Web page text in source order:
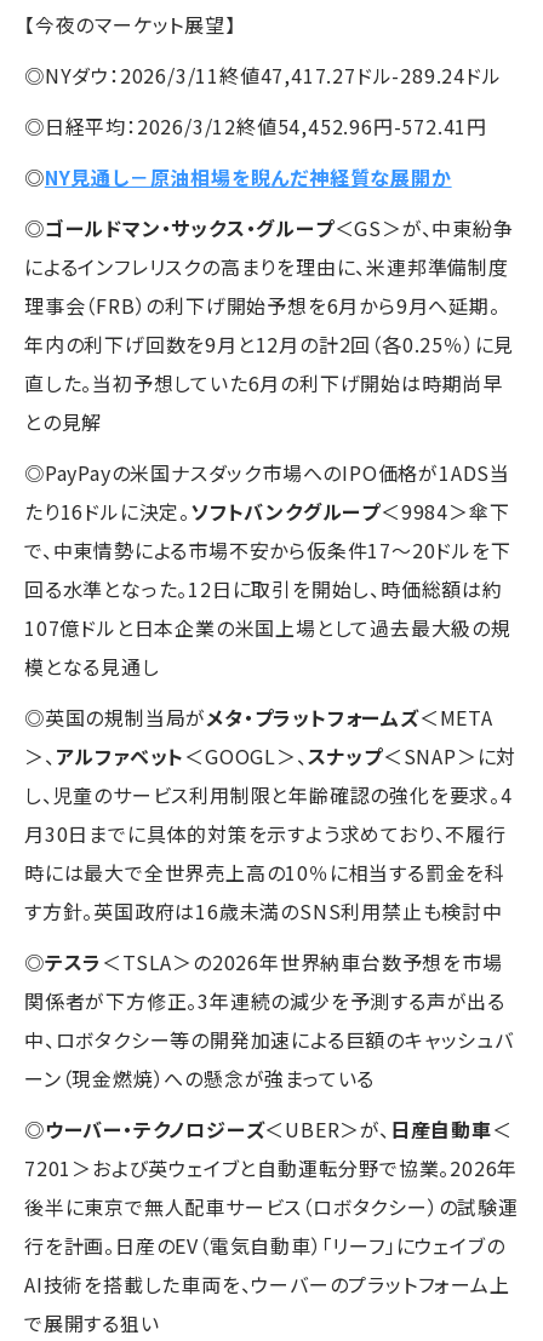
【今夜のマーケット展望】
◎NYダウ：2026/3/11終値47,417.27ドル-289.24ドル
◎日経平均：2026/3/12終値54,452.96円-572.41円
◎NY見通し－原油相場を睨んだ神経質な展開か
◎ゴールドマン・サックス・グループ＜GS＞が、中東紛争
によるインフレリスクの高まりを理由に、米連邦準備制度
理事会（FRB）の利下げ開始予想を6月から9月へ延期。
年内の利下げ回数を9月と12月の計2回（各0.25％）に見
直した。当初予想していた6月の利下げ開始は時期尚早
との見解
◎PayPayの米国ナスダック市場へのIPO価格が1ADS当
たり16ドルに決定。ソフトバンクグループ＜9984＞傘下
で、中東情勢による市場不安から仮条件17〜20ドルを下
回る水準となった。12日に取引を開始し、時価総額は約
107億ドルと日本企業の米国上場として過去最大級の規
模となる見通し
◎英国の規制当局がメタ・プラットフォームズ＜META
＞、 アルファベット＜GOOGL＞、スナップ＜SNAP＞に対
し、児童のサービス利用制限と年齢確認の強化を要求。4
月30日までに具体的対策を示すよう求めており、不履行
時には最大で全世界売上高の10％に相当する罰金を科
す方針。英国政府は16歳未満のSNS利用禁止も検討中
◎テスラ ＜TSLA＞の2026年世界納車台数予想を市場
関係者が下方修正。3年連続の減少を予測する声が出る
中、ロボタクシー等の開発加速による巨額のキャッシュバ
ーン（現金燃焼）への懸念が強まっている
◎ウーバー・テクノロジーズ＜UBER＞が、 日産自動車＜
7201＞および英ウェイブと自動運転分野で協業。2026年
後半に東京で無人配車サービス（ロボタクシー）の試験運
行を計画。日産のEV（電気自動車）「リーフ」にウェイブの
AI技術を搭載した車両を、ウーバーのプラットフォーム上
で展開する狙い